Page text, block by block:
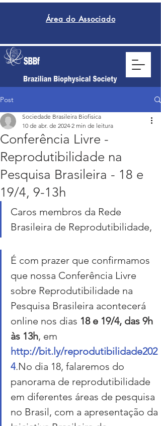
Área do Associado
Post
Conferência Livre -
Reprodutibilidade na
Pesquisa Brasileira - 18 e
19/4, 9-13h
Sociedade Brasileira Biofisica
10 de abr. de 2024 2 min de leitura
Caros membros da Rede
Brasileira de Reprodutibilidade,
É com prazer que confirmamos
que nossa Conferência Livre
sobre Reprodutibilidade na
Pesquisa Brasileira acontecerá
online nos dias 18 e 19/4, das 9h
às 13h, em
http://bit.ly/reprodutibilidade202
4.No dia 18, falaremos do
panorama de reprodutibilidade
em diferentes áreas de pesquisa
no Brasil, com a apresentação da